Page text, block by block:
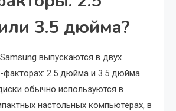
3.5 дюйма?
выпускаются в двух
2.5 дюйма и 3.5 дюйма.
обычно используются в
настольных компьютерах‚ в